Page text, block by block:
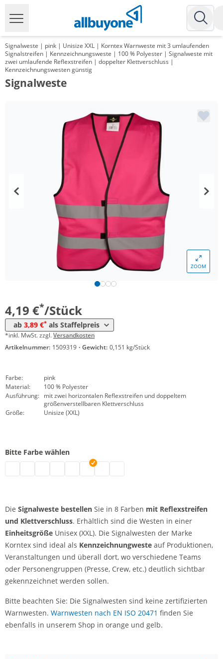
Signalweste | pink | Unisize XXL | Korntex Warnweste mit 3 umlaufenden
Signalstreifen | Kennzeichnungsweste | 100 % Polyester | Signalweste mit
zwei umlaufende Reflexstreifen | doppelter Klettverschluss |
Kennzeichnungswesten günstig
Signalweste
ZOOM
4,19 €*/Stück
ab 3,89 €* als Staffelpreis
Preis
ab 10 Stück 4,09 €
*inkl. MwSt. zzgl.Versandkosten
Artikelnummer: 1509319 · Gewicht: 0,151 kg/Stück
Farbe:
pink
Material:
100 % Polyester
Ausführung: mit zwei horizontalen Reflexstreifen und doppeltem
größenverstellbaren Klettverschluss
Größe:
Unisize (XXL)
Bitte Farbe wählen
Signalweste | schwarz
Signalweste | weiß
Signalweste | blau
Signalweste | grün
Signalweste | pink
Signalweste | rot
Die Signalweste bestellen Sie in 8 Farben mit Reflexstreifen
und Klettverschluss. Erhältlich sind die Westen in einer
Einheitsgröße Unisex (XXL). Die Signalwesten der Marke
Korntex sind ideal als Kennzeichnungweste auf Produktionen,
Veranstaltungen und überall dort, wo verschiedene Teams
oder Personengruppen (Presse, Crew, etc.) deutlich sichtbar
gekennzeichnet werden sollen.
Bitte beachten Sie: Die Signalwesten sind keine zertifizierten
Warnwesten. Warnwesten nach EN ISO 20471 finden Sie
ebenfalls in unserem Shop in orange und gelb.